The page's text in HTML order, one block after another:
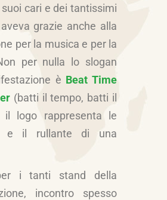
cari e dei tantissimi
grazie anche alla
per la musica e per la
per nulla lo slogan
è Beat Time
(batti il tempo, batti il
il logo rappresenta le
e il rullante di una
i tanti stand della
incontro spesso